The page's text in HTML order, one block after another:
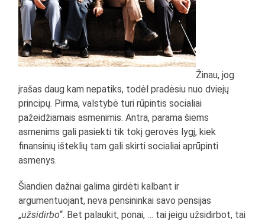
Žinau, jog
įrašas daug kam nepatiks, todėl pradėsiu nuo dviejų
principų. Pirma, valstybė turi rūpintis socialiai
pažeidžiamais asmenimis. Antra, parama šiems
asmenims gali pasiekti tik tokį gerovės lygį, kiek
finansinių išteklių tam gali skirti socialiai aprūpinti
asmenys.
Šiandien dažnai galima girdėti kalbant ir
argumentuojant, neva pensininkai savo pensijas
„užsidirbo“. Bet palaukit, ponai, … tai jeigu užsidirbot, tai